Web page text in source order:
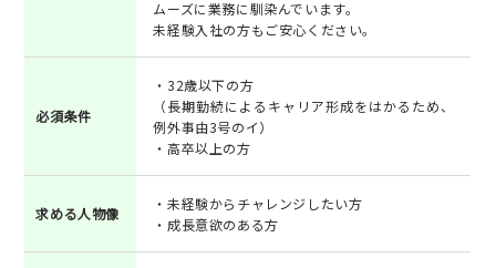
ムーズに業務に馴染んでいます。
未経験入社の方もご安心ください。
必須条件
・32歳以下の方
（長期勤続によるキャリア形成をはかるため、
例外事由3号のイ）
・高卒以上の方
求める人物像
・未経験からチャレンジしたい方
・成長意欲のある方